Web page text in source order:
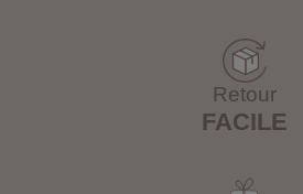
Retour
FACILE